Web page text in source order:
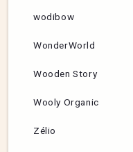
wodibow
WonderWorld
Wooden Story
Wooly Organic
Zélio